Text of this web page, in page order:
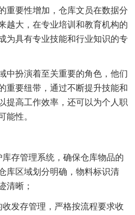
要性增加，仓库文员在数据分
越大，在专业培训和教育机构的
为具有专业技能和行业知识的专
扮演着至关重要的角色，他们
重要纽带，通过不断提升技能和
提高工作效率，还可以为个人职
能性。
存管理系统，确保仓库物品的
库区域划分明确，物料标识清
清晰；
发存管理，严格按流程要求收